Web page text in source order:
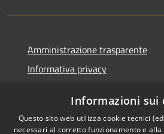
Amministrazione trasparente
Informativa privacy
Dichiarazione di accessibilità
Informazioni sui
Questo sito web utilizza cookie tecnici
necessari al corretto funzionamento e